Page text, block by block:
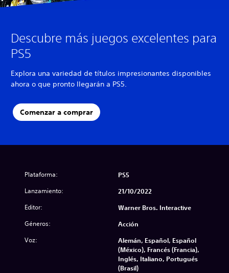
Descubre más juegos excelentes para
PS5
Explora una variedad de títulos impresionantes disponibles
ahora o que pronto llegarán a PS5.
Comenzar a comprar
Plataforma: PS5
Lanzamiento: 21/10/2022
Editor: Warner Bros. Interactive
Géneros: Acción
Voz:
Alemán, Español, Español
(México), Francés (Francia),
Inglés, Italiano, Portugués
(Brasil)